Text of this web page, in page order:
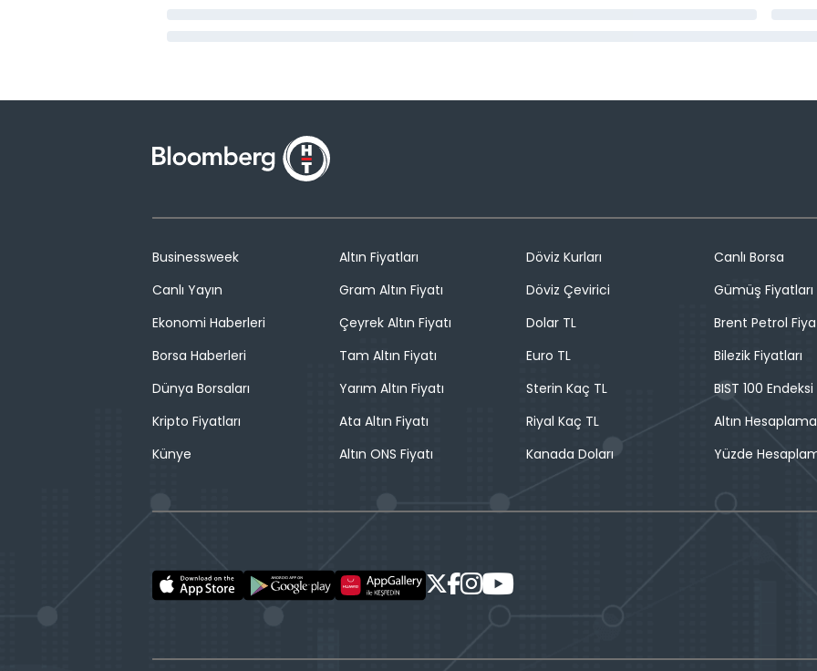
Businessweek
Canlı Yayın
Ekonomi Haberleri
Borsa Haberleri
Dünya Borsaları
Kripto Fiyatları
Künye
Altın Fiyatları
Gram Altın Fiyatı
Çeyrek Altın Fiyatı
Tam Altın Fiyatı
Yarım Altın Fiyatı
Ata Altın Fiyatı
Altın ONS Fiyatı
Döviz Kurları
Döviz Çevirici
Dolar TL
Euro TL
Sterin Kaç TL
Riyal Kaç TL
Kanada Doları
Canlı Borsa
Gümüş Fiyatları
Brent Petrol
Bilezik Fiyatları
BIST 100 Endeksi
Altın Hesaplama
Yüzde